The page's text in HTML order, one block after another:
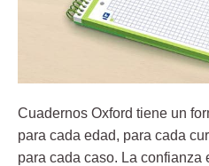
Cuadernos Oxford tiene un
para cada edad, para cada
para cada caso. La confianza